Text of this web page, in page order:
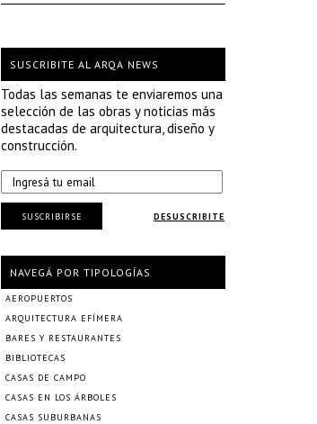
SUSCRIBITE AL ARQA NEWS
Todas las semanas te enviaremos una
selección de las obras y noticias más
destacadas de arquitectura, diseño y
construcción.
DESUSCRIBITE
SUSCRIBIRSE
NAVEGÁ POR TIPOLOGÍAS
AEROPUERTOS
ARQUITECTURA EFÍMERA
BARES Y RESTAURANTES
BIBLIOTECAS
CASAS DE CAMPO
CASAS EN LOS ÁRBOLES
CASAS SUBURBANAS